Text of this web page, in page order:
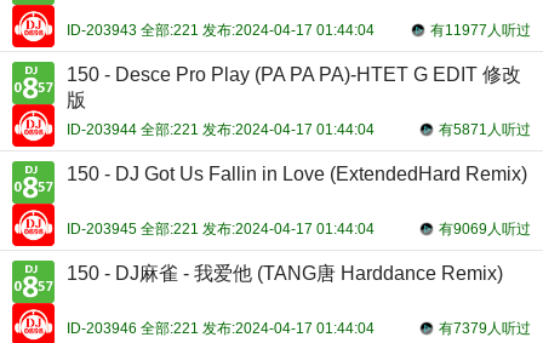
有11977人听过
ID-203943 全部:221 发布:2024-04-17 01:44:04
150 - Desce Pro Play (PA PA PA)-HTET G EDIT 修改
版
有5871人听过
ID-203944 全部:221 发布:2024-04-17 01:44:04
150 - DJ Got Us Fallin in Love (ExtendedHard Remix)
有9069人听过
ID-203945 全部:221 发布:2024-04-17 01:44:04
150 - DJ麻雀 - 我爱他 (TANG唐 Harddance Remix)
有7379人听过
ID-203946 全部:221 发布:2024-04-17 01:44:04